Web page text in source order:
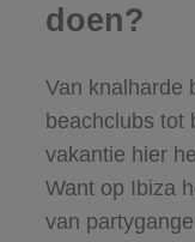
doen?
Van knalharde
beachclubs tot
vakantie hier
Want op Ibiza
van